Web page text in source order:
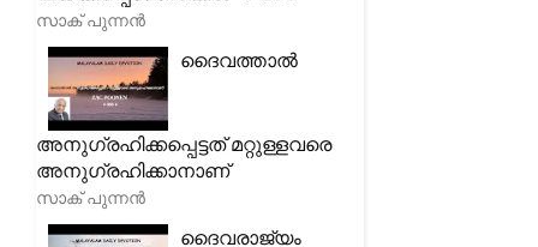
സാക് പുന്നൻ
ദൈവത്താൽ
അനുഗ്രഹിക്കപ്പെട്ടത് മറ്റുള്ളവരെ
അനുഗ്രഹിക്കാനാണ്
സാക് പുന്നൻ
ദൈവരാജ്യം